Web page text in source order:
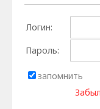
Логин:
Пароль:
запомнить